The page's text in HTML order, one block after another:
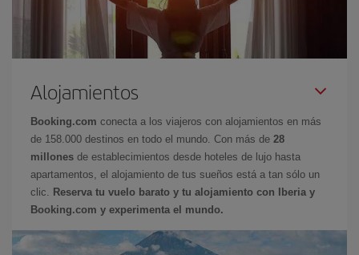
Alojamientos
Booking.com conecta a los viajeros con alojamientos en más
de 158.000 destinos en todo el mundo. Con más de 28
millones de establecimientos desde hoteles de lujo hasta
apartamentos, el alojamiento de tus sueños está a tan sólo un
clic.
Reserva tu vuelo barato y tu alojamiento con Iberia y
Booking.com y experimenta el mundo.